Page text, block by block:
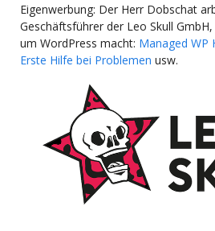
Eigenwerbung: Der Herr Dobschat
Geschäftsführer der Leo Skull
um WordPress macht: Managed WP
Erste Hilfe bei Problemen usw.